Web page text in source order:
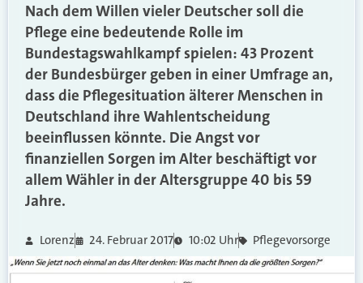
Nach dem Willen vieler Deutscher soll die
Pflege eine bedeutende Rolle im
Bundestagswahlkampf spielen: 43 Prozent
der Bundesbürger geben in einer Umfrage an,
dass die Pflegesituation älterer Menschen in
Deutschland ihre Wahlentscheidung
beeinflussen könnte. Die Angst vor
finanziellen Sorgen im Alter beschäftigt vor
allem Wähler in der Altersgruppe 40 bis 59
Jahre.
Lorenz 24. Februar 2017 10:02 Uhr Pflegevorsorge